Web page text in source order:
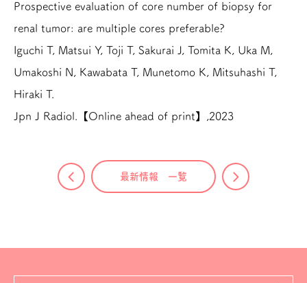
Prospective evaluation of core number of biopsy for
renal tumor: are multiple cores preferable?
Iguchi T, Matsui Y, Toji T, Sakurai J, Tomita K, Uka M,
Umakoshi N, Kawabata T, Munetomo K, Mitsuhashi T,
Hiraki T.
Jpn J Radiol.【Online ahead of print】,2023
最新情報 一覧